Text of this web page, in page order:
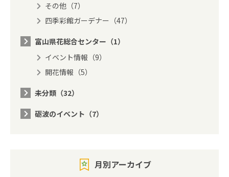
その他（7）
四季彩館ガーデナー（47）
富山県花総合センター（1）
イベント情報（9）
開花情報（5）
未分類（32）
砺波のイベント（7）
月別アーカイブ